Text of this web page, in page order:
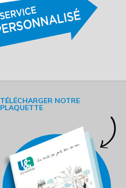
TÉLÉCHARGER NOTRE
PLAQUETTE